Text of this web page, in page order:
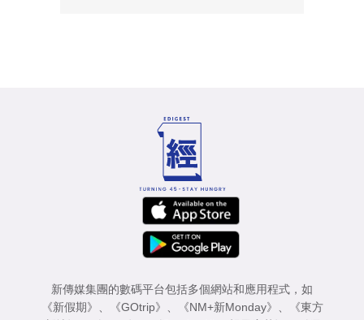
新傳媒集團的數碼平台包括多個網站和應用程式，如
《新假期》
《GOtrip》 《NM+新Monday》
《東方